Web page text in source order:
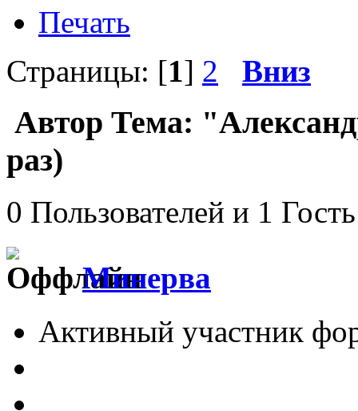
Печать
Страницы: [1] 2 Вниз
Автор Тема:
раз)
0 Пользователей и 1
Минерва
Активный участник